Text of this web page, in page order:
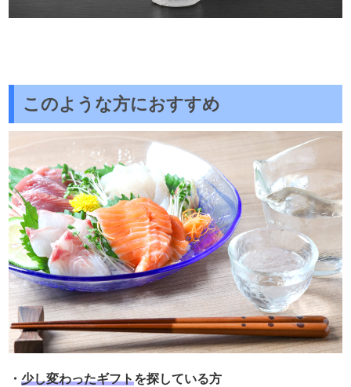
このような方におすすめ
・少し変わったギフトを探している方